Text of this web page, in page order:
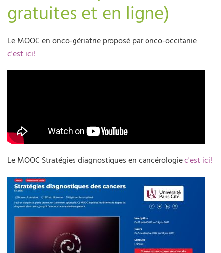
gratuites et en ligne)
Le MOOC en onco-gériatrie proposé par onco-occitanie
c'est ici!
Le MOOC Stratégies diagnostiques en cancérologiec'est ici!